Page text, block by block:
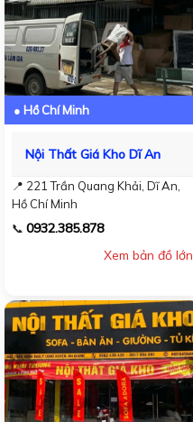
● Hồ Chí Minh
Nội Thất Giá Kho Dĩ An
📍 221 Trần Quang Khải, Dĩ An,
Hồ Chí Minh
📞 0932.385.878
Xem bản đồ lớn